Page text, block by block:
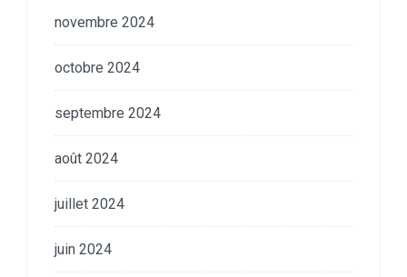
novembre 2024
octobre 2024
septembre 2024
août 2024
juillet 2024
juin 2024